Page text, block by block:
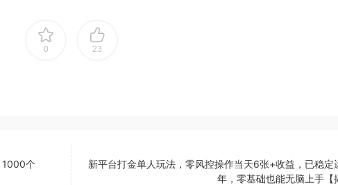
0 23
1000个
新平台打金单人玩法，零风控操作当天6张+收益，已稳定
年，零基础也能无脑上手【